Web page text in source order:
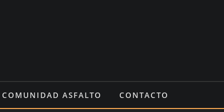
COMUNIDAD ASFALTO CONTACTO